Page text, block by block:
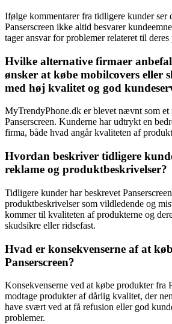
Ifølge kommentarer fra tidligere kunder ser
Panserscreen ikke altid besvarer
tager ansvar for problemer relateret til
Hvilke alternative firmaer
ønsker at købe mobilcovers eller
med høj kvalitet og god
MyTrendyPhone.dk er blevet nævnt som et
Panserscreen. Kunderne har udtrykt en
firma, både hvad angår kvaliteten af
Hvordan beskriver tidligere
reklame og produktbeskrivelser?
Tidligere kunder har beskrevet
produktbeskrivelser som vildledende og
kommer til kvaliteten af produkterne og
skudsikre eller ridsefast.
Hvad er konsekvenserne af at
Panserscreen?
Konsekvenserne ved at købe produkter fra
modtage produkter af dårlig kvalitet, der
have svært ved at få refusion eller god
problemer.